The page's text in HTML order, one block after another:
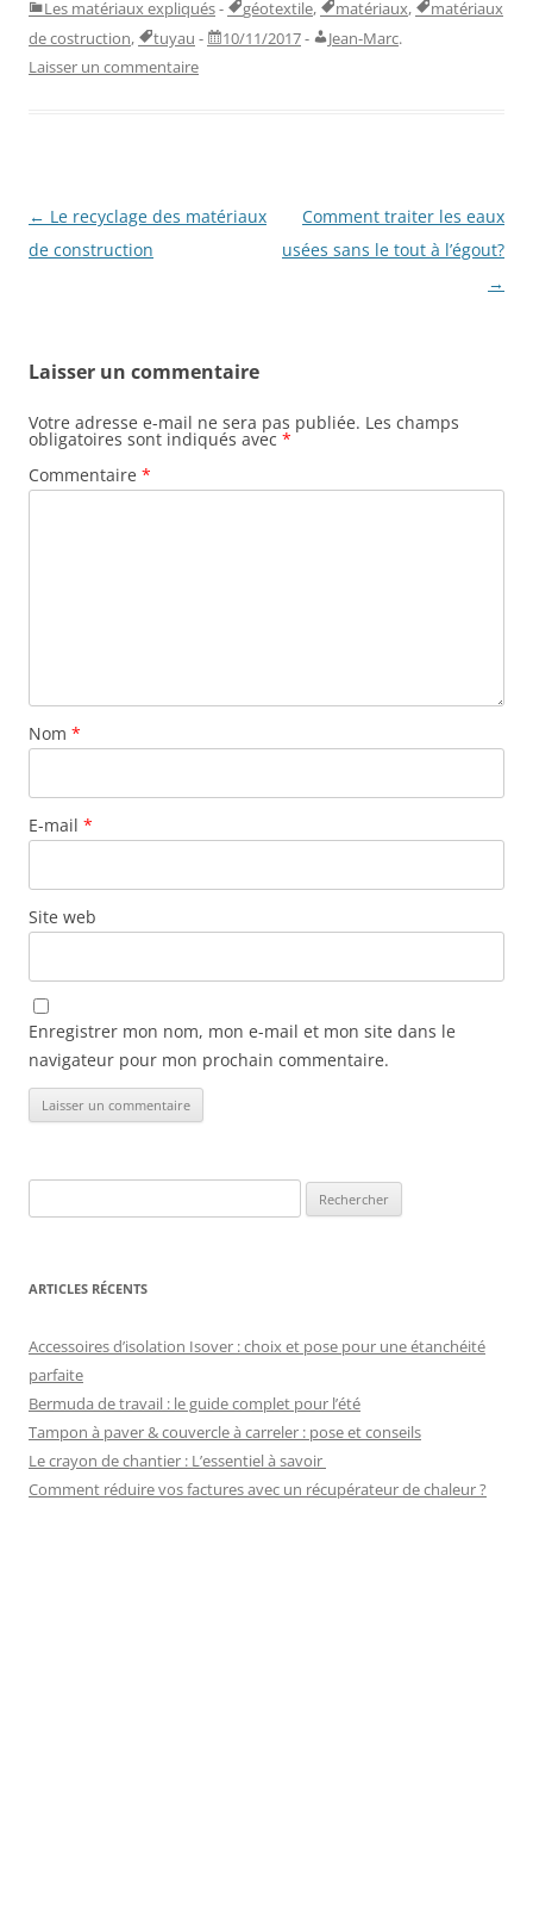
Les matériaux expliqués- géotextile, matériaux,
matériaux
de costruction, tuyau - 10/11/2017- Jean-Marc.
Laisser un commentaire
Navigation
des
← Le recyclage des matériaux
de construction
Comment traiter les eaux
usées sans le tout à l’égout?
→
Laisser un commentaire
Votre adresse e-mail ne sera pas publiée. Les champs
obligatoires sont indiqués avec *
Commentaire *
Nom *
E-mail *
Site web
Enregistrer mon nom, mon e-mail et mon site dans le
navigateur pour mon prochain commentaire.
ARTICLES RÉCENTS
Accessoires d’isolation Isover : choix et pose pour une étanchéité
parfaite
Bermuda de travail : le guide complet pour l’été
Tampon à paver & couvercle à carreler : pose et conseils
Le crayon de chantier : L’essentiel à savoir
Comment réduire vos factures avec un récupérateur de chaleur ?